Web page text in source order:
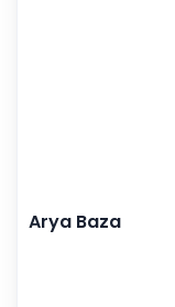
Arya Baza